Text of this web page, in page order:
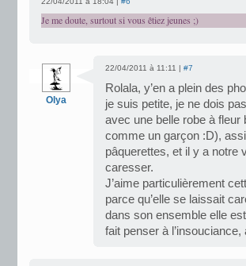
Je me doute, surtout si vous êtiez jeunes ;)
Olya
22/04/2011 à 11:11 | #7
Rolala, y’en a plein des
je suis petite, je ne dois
avec une belle robe à
comme un garçon :D),
pâquerettes, et il y a notre
caresser.
J’aime particulièrement
parce qu’elle se laissait
dans son ensemble elle
fait penser à l’insouciance,